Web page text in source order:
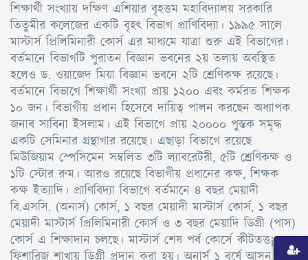
শিক্ষার্থী সংখ্যায় দক্ষিণ এশিয়ার বৃহত্তম মহাবিদ্যালয় সরকারি
তিতুমীর কলেজের একটি বৃহৎ বিভাগ প্রাণিবিদ্যা। ১৯৯৫ সালে
মাস্টার্স প্রিলিমিনারী কোর্স এর মাধ্যমে যাত্রা শুরু এই বিভাগের।
বর্তমানে বিভাগটি পুরাতন বিজ্ঞান ভবনের ২য় তলায় অবস্থিত
হলেও ড. ওয়াজেদ মিয়া বিজ্ঞান ভবনে ২টি শ্রেণিকক্ষ রয়েছে।
বর্তমানে বিভাগে শিক্ষার্থী সংখ্যা প্রায় ১২০০ এবং কর্মরত শিক্ষক
১০ জন। বিভাগীয় প্রধান হিসেবে দায়িত্ব পালন করছেন অধ্যাপক
জনাব সাবিনা ইসলাম। এই বিভাগে প্রায় ২০০০০ পুস্তক সমৃদ্ধ
একটি সেমিনার গ্রন্থাগার রয়েছে। এছাড়া বিভাগে রয়েছে
মিউজিয়াম স্পেসিমেন সম্বলিত ৩টি ল্যাবরেটরী, ৫টি শ্রেণিকক্ষ ও
১টি স্টোর রুম। আরও রয়েছে বিভাগীয় প্রধানের কক্ষ, শিক্ষক
কক্ষ ইত্যাদি। প্রাণিবিদ্যা বিভাগে বর্তমানে ৪ বছর মেয়াদী
বি.এসসি. (অনার্স) কোর্স, ১ বছর মেয়াদী মাস্টার্স কোর্স, ১ বছর
মেয়াদী মাস্টার্স প্রিলিমিনারী কোর্স ও ৩ বছর মেয়াদি ডিগ্রী (পাস)
কোর্স এ শিক্ষাদান চলছে। মাস্টার্স শেষ পর্ব কোর্সে কীটতত্ত¡ ও